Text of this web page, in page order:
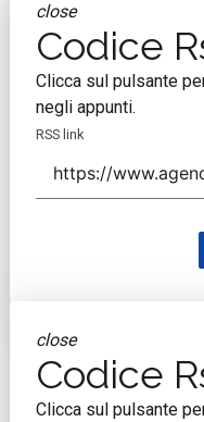
close
Codice
Clicca sul pulsante
negli appunti.
RSS link
close
Codice
Clicca sul pulsante